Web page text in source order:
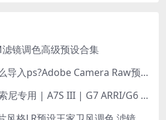
镜调色高级预设合集
xmp文件格式怎么导入ps?Adobe Camera Raw预设导入方法,ACR预设安装教程xmp文件格式怎么导入ps
Phantom LUTs 索尼专用 | A7S III | G7 ARRI/G6 FILM (2023最新版本)